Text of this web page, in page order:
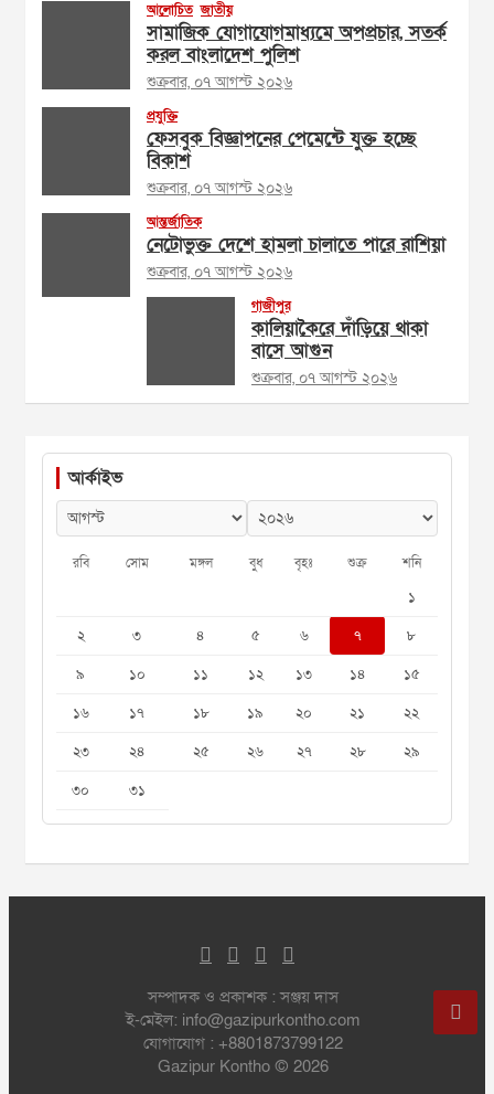
আলোচিত জাতীয়
সামাজিক যোগাযোগমাধ্যমে অপপ্রচার, সতর্ক
করল বাংলাদেশ পুলিশ
শুক্রবার, ০৭ আগস্ট ২০২৬
প্রযুক্তি
ফেসবুক বিজ্ঞাপনের পেমেন্টে যুক্ত হচ্ছে
বিকাশ
শুক্রবার, ০৭ আগস্ট ২০২৬
আন্তর্জাতিক
নেটোভুক্ত দেশে হামলা চালাতে পারে রাশিয়া
শুক্রবার, ০৭ আগস্ট ২০২৬
গাজীপুর
কালিয়াকৈরে দাঁড়িয়ে থাকা
বাসে আগুন
শুক্রবার, ০৭ আগস্ট ২০২৬
আর্কাইভ
রবি সোম মঙ্গল বুধ বৃহঃ শুক্র শনি
১
২
৩ ৪ ৫ ৬ ৭
৮
৯
১০ ১১ ১২ ১৩ ১৪
১৫
১৬
১৭ ১৮ ১৯ ২০ ২১
২২
২৩
২৪ ২৫ ২৬ ২৭ ২৮
২৯
৩০
৩১
সম্পাদক ও প্রকাশক : সঞ্জয় দাস
ই-মেইল: info@gazipurkontho.com
যোগাযোগ : +8801873799122
Gazipur Kontho © 2026